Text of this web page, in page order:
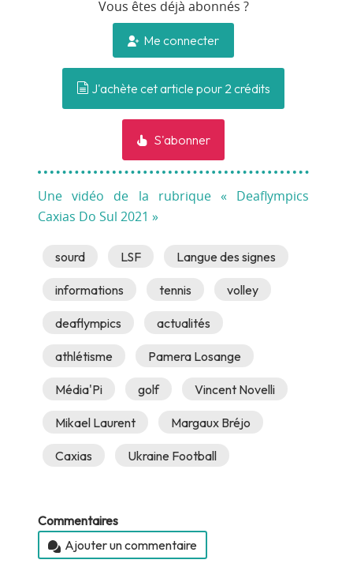
Vous êtes déjà abonnés ?
Me connecter
J'achète cet article pour 2 crédits
S'abonner
Une vidéo de la rubrique « Deaflympics
Caxias Do Sul 2021 »
sourd LSF Langue des signes
informations tennis volley
deaflympics actualités
athlétisme Pamera Losange
Média'Pi golf Vincent Novelli
Mikael Laurent Margaux Bréjo
Caxias Ukraine Football
Commentaires
Ajouter un commentaire